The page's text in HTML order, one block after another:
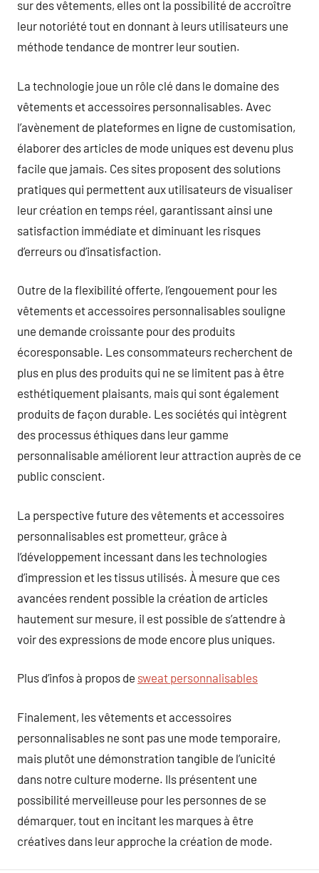
sur des vêtements, elles ont la possibilité de accroître
leur notoriété tout en donnant à leurs utilisateurs une
méthode tendance de montrer leur soutien.
La technologie joue un rôle clé dans le domaine des
vêtements et accessoires personnalisables. Avec
l’avènement de plateformes en ligne de customisation,
élaborer des articles de mode uniques est devenu plus
facile que jamais. Ces sites proposent des solutions
pratiques qui permettent aux utilisateurs de visualiser
leur création en temps réel, garantissant ainsi une
satisfaction immédiate et diminuant les risques
d’erreurs ou d’insatisfaction.
Outre de la flexibilité offerte, l’engouement pour les
vêtements et accessoires personnalisables souligne
une demande croissante pour des produits
écoresponsable. Les consommateurs recherchent de
plus en plus des produits qui ne se limitent pas à être
esthétiquement plaisants, mais qui sont également
produits de façon durable. Les sociétés qui intègrent
des processus éthiques dans leur gamme
personnalisable améliorent leur attraction auprès de ce
public conscient.
La perspective future des vêtements et accessoires
personnalisables est prometteur, grâce à
l’développement incessant dans les technologies
d’impression et les tissus utilisés. À mesure que ces
avancées rendent possible la création de articles
hautement sur mesure, il est possible de s’attendre à
voir des expressions de mode encore plus uniques.
Plus d’infos à propos de sweat personnalisables
Finalement, les vêtements et accessoires
personnalisables ne sont pas une mode temporaire,
mais plutôt une démonstration tangible de l’unicité
dans notre culture moderne. Ils présentent une
possibilité merveilleuse pour les personnes de se
démarquer, tout en incitant les marques à être
créatives dans leur approche la création de mode.